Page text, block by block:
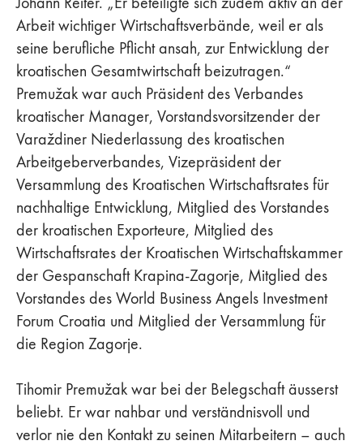
Arbeit wichtiger Wirtschaftsverbände, weil er als
seine berufliche Pflicht ansah, zur Entwicklung der
kroatischen Gesamtwirtschaft beizutragen.“
Premužak war auch Präsident des Verbandes
kroatischer Manager, Vorstandsvorsitzender der
Varaždiner Niederlassung des kroatischen
Arbeitgeberverbandes, Vizepräsident der
Versammlung des Kroatischen Wirtschaftsrates für
nachhaltige Entwicklung, Mitglied des Vorstandes
der kroatischen Exporteure, Mitglied des
Wirtschaftsrates der Kroatischen Wirtschaftskammer
der Gespanschaft Krapina-Zagorje, Mitglied des
Vorstandes des World Business Angels Investment
Forum Croatia und Mitglied der Versammlung für
die Region Zagorje.
Tihomir Premužak war bei der Belegschaft äusserst
beliebt. Er war nahbar und verständnisvoll und
verlor nie den Kontakt zu seinen Mitarbeitern – auch